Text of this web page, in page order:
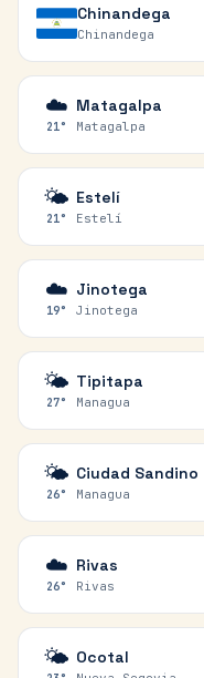
Chinandega
Chinandega
☁️
21°
Matagalpa
Matagalpa
🌤️
21°
Estelí
Estelí
☁️
19°
Jinotega
Jinotega
🌤️
27°
Tipitapa
Managua
🌤️
26°
Ciudad Sandino
Managua
☁️
26°
Rivas
Rivas
🌤️ Ocotal